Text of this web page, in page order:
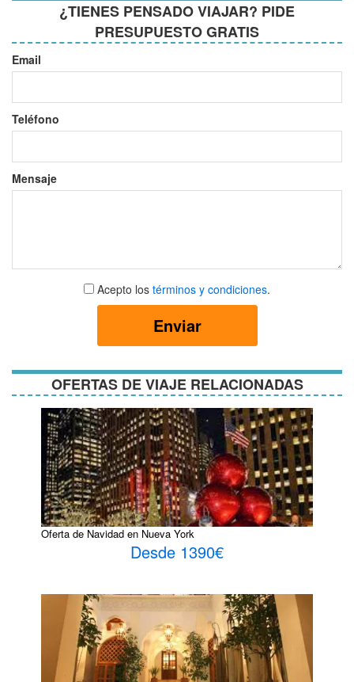
¿TIENES PENSADO VIAJAR? PIDE
PRESUPUESTO GRATIS
Email
Teléfono
Mensaje
Aceptar
términos
Acepto los términos y condiciones.
Enviar
OFERTAS DE VIAJE RELACIONADAS
Oferta de Navidad en Nueva York
Desde 1390€